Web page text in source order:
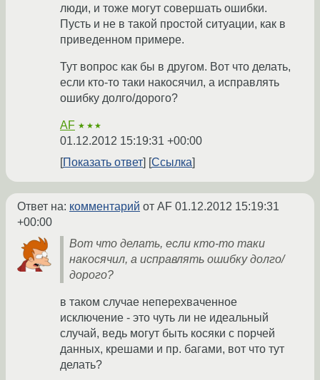
люди, и тоже могут совершать ошибки.
Пусть и не в такой простой ситуации, как в
приведенном примере.
Тут вопрос как бы в другом. Вот что делать,
если кто-то таки накосячил, а исправлять
ошибку долго/дорого?
AF ★★★
01.12.2012 15:19:31 +00:00
Показать ответ
Ссылка
Ответ на: комментарий от AF 01.12.2012 15:19:31
+00:00
Вот что делать, если кто-то таки
накосячил, а исправлять ошибку долго/
дорого?
в таком случае неперехваченное
исключение - это чуть ли не идеальный
случай, ведь могут быть косяки с порчей
данных, крешами и пр. багами, вот что тут
делать?